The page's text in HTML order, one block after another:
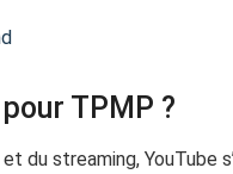
TPMP ?
du streaming, YouTube